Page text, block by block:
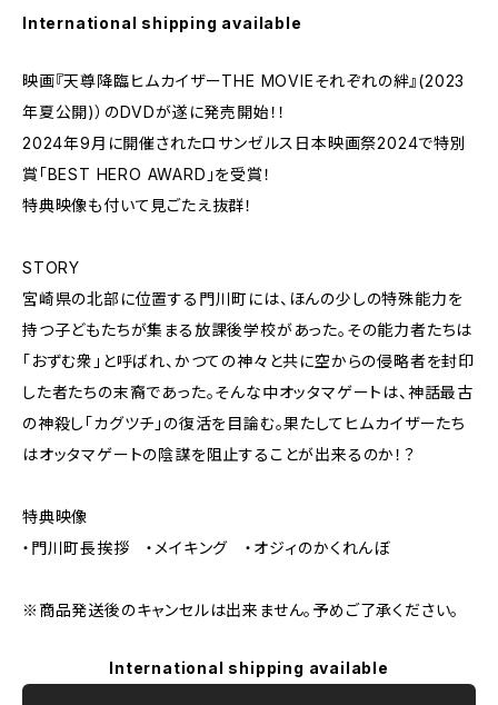
International shipping available
映画『天尊降臨ヒムカイザーTHE MOVIEそれぞれの絆』(2023
年夏公開)）のDVDが遂に発売開始！！
2024年9月に開催されたロサンゼルス日本映画祭2024で特別
賞「BEST HERO AWARD」を受賞！
特典映像も付いて見ごたえ抜群！
STORY
宮崎県の北部に位置する門川町には、ほんの少しの特殊能力を
持つ子どもたちが集まる放課後学校があった。その能力者たちは
「おずむ衆」と呼ばれ、かつての神々と共に空からの侵略者を封印
した者たちの末裔であった。そんな中オッタマゲートは、神話最古
の神殺し「カグツチ」の復活を目論む。果たしてヒムカイザーたち
はオッタマゲートの陰謀を阻止することが出来るのか！？
特典映像
・門川町長挨拶 ・メイキング ・オジィのかくれんぼ
※商品発送後のキャンセルは出来ません。予めご了承ください。
International shipping available